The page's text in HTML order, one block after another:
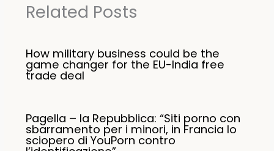
Related Posts
How military business could be the
game changer for the EU-India free
trade deal
Pagella – la Repubblica: “Siti porno con
sbarramento per i minori, in Francia lo
sciopero di YouPorn contro